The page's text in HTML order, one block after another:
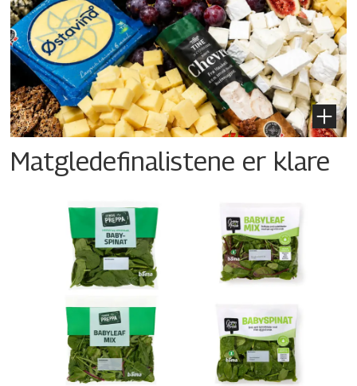
Matgledefinalistene er klare